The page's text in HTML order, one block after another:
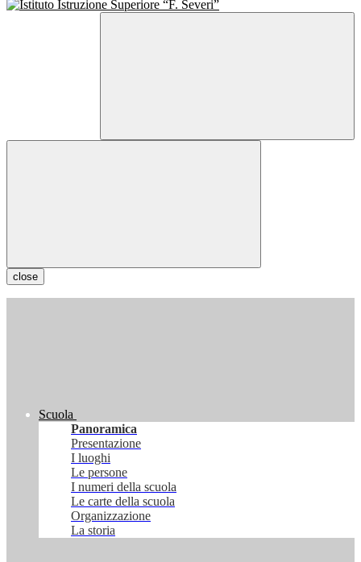
close
Scuola
Panoramica
Presentazione
I luoghi
Le persone
I numeri della scuola
Le carte della scuola
Organizzazione
La storia